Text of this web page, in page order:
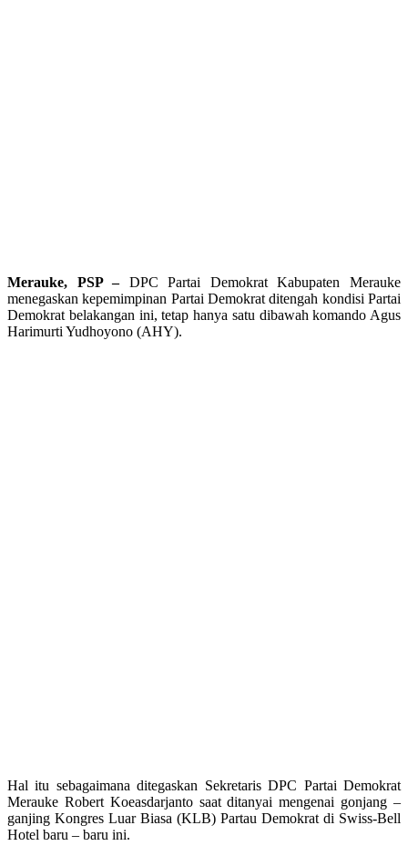
Merauke, PSP –DPC Partai Demokrat Kabupaten Merauke
menegaskan kepemimpinan Partai Demokrat ditengah kondisi Partai
Demokrat belakangan ini, tetap hanya satu dibawah komando Agus
Harimurti Yudhoyono (AHY).
Hal itu sebagaimana ditegaskan Sekretaris DPC Partai Demokrat
Merauke Robert Koeasdarjanto saat ditanyai mengenai gonjang –
ganjing Kongres Luar Biasa (KLB) Partau Demokrat di Swiss-Bell
Hotel baru – baru ini.